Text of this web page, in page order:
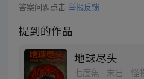
答案问题点击 举报反馈
提到的作品
地球尽头
七度魚 · 末日 · 怪